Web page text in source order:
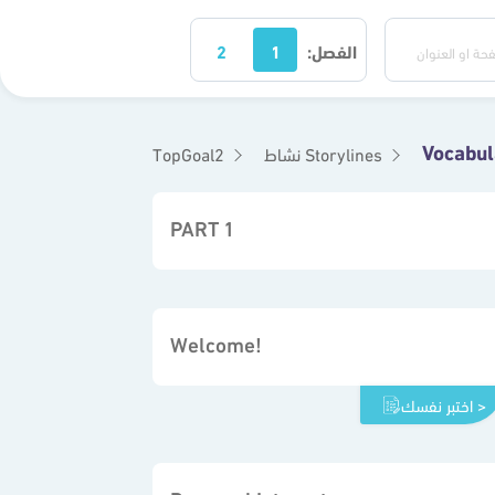
الفصل: 1
2
TopGoal2 نشاط Storylines
PART 1
Welcome!
اختبر نفسك >